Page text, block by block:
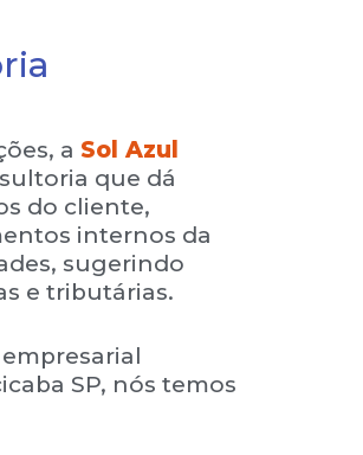
a Sol Azul
que dá
do cliente,
internos da
sugerindo
e tributárias.
SP, nós temos